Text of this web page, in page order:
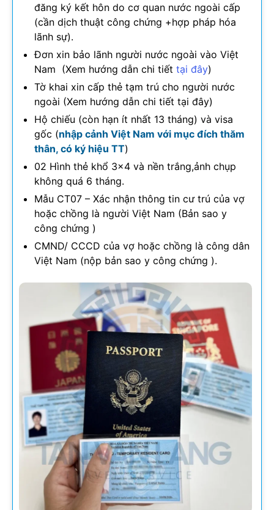
đăng ký kết hôn do cơ quan nước ngoài cấp
(cần dịch thuật công chứng +hợp pháp hóa
lãnh sự).
Đơn xin bảo lãnh người nước ngoài vào Việt
Nam (Xem hướng dẫn chi tiết tại đây)
Tờ khai xin cấp thẻ tạm trú cho người nước
ngoài (Xem hướng dẫn chi tiết tại đây)
Hộ chiếu (còn hạn ít nhất 13 tháng) và visa
gốc (nhập cảnh Việt Nam với mục đích thăm
thân, có ký hiệu TT)
02 Hình thẻ khổ 3×4 và nền trắng,ảnh chụp
không quá 6 tháng.
Mẫu CT07 – Xác nhận thông tin cư trú của vợ
hoặc chồng là người Việt Nam (Bản sao y
công chứng )
CMND/ CCCD của vợ hoặc chồng là công dân
Việt Nam (nộp bản sao y công chứng ).